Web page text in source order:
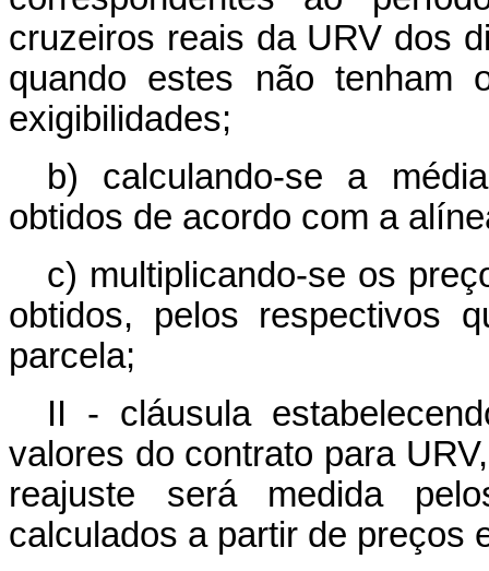
cruzeiros reais da URV dos
quando estes não tenham
exigibilidades;
b) calculando-se a
obtidos de acordo com a
c) multiplicando-se os
obtidos, pelos respectivos
parcela;
II - cláusula
valores do contrato para
reajuste será medida
calculados a partir de preços